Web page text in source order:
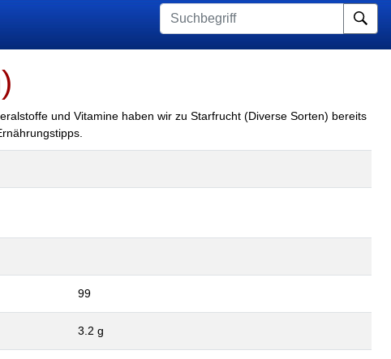
und Vitamine haben wir zu Starfrucht (Diverse Sorten) bereits
99
3.2 g